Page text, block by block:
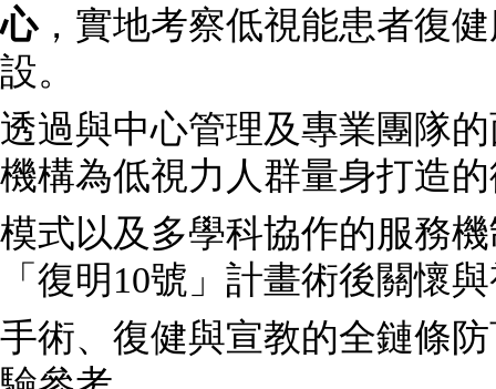
心，實地考察低視能患者復
設。
透過與中心管理及專業團隊
機構為低視力人群量身打造
模式以及多學科協作的服務
「復明10號」計畫術後關懷
手術、復健與宣教的全鏈條